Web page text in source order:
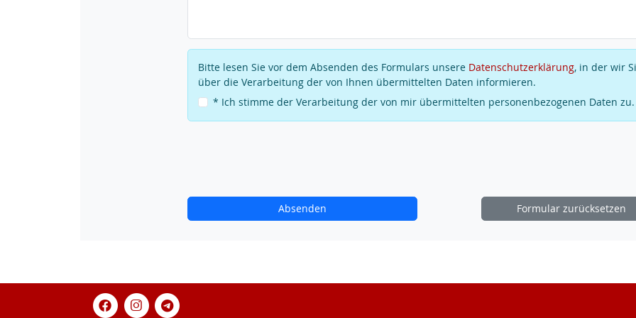
Bitte lesen Sie vor dem Absenden des Formulars unsere Datenschutzerklärung, in der wir
über die Verarbeitung der von Ihnen übermittelten Daten informieren.
* Ich stimme der Verarbeitung der von mir übermittelten personenbezogenen Daten zu.
Absenden Formular zurücksetzen